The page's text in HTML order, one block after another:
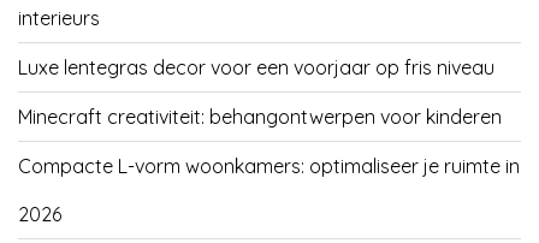
interieurs
Luxe lentegras decor voor een voorjaar op fris niveau
Minecraft creativiteit: behangontwerpen voor kinderen
Compacte L-vorm woonkamers: optimaliseer je ruimte in
2026